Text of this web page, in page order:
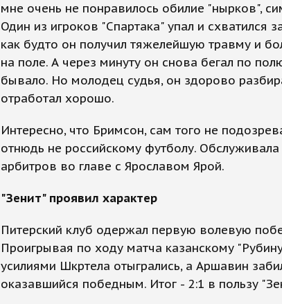
мне очень не понравилось обилие "нырков",
Один из игроков "Спартака" упал и схватился
как будто он получил тяжелейшую травму и
на поле. А через минуту он снова бегал по
бывало. Но молодец судья, он здорово
отработал хорошо.
Интересно, что Бримсон, сам того не
отнюдь не российскому футболу.
арбитров во главе с Ярославом Ярой.
"Зенит" проявил характер
Питерский клуб одержал первую волевую
Проигрывая по ходу матча казанскому
усилиями Шкртела отыгрались, а Аршавин
оказавшийся победным. Итог - 2:1 в пользу